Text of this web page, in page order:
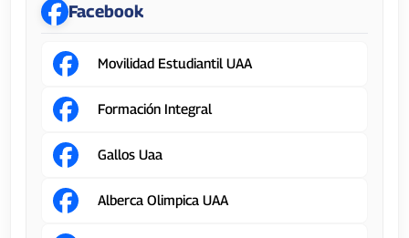
Facebook
Movilidad Estudiantil UAA
Formación Integral
Gallos Uaa
Alberca Olimpica UAA